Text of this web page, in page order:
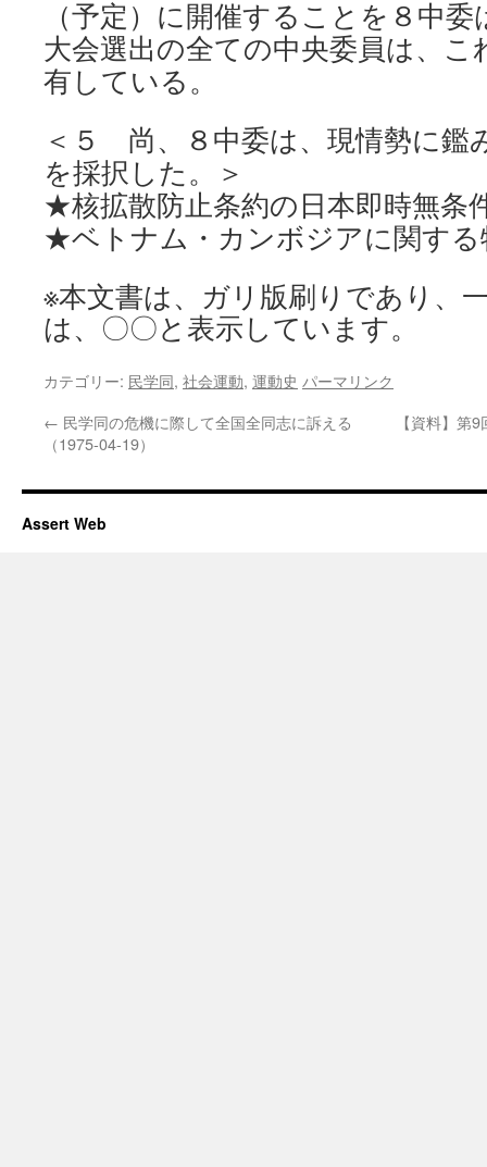
（予定）に開催することを８中
大会選出の全ての中央委員は、こ
有している。
＜５ 尚、８中委は、現情勢に鑑
を採択した。＞
★核拡散防止条約の日本即時無条
★ベトナム・カンボジアに関する
※本文書は、ガリ版刷りであり、
は、〇〇と表示しています。
カテゴリー: 民学同, 社会運動, 運動史 パーマリンク
← 民学同の危機に際して全国全同志に訴える
（1975-04-19）
【資料】第
Assert Web